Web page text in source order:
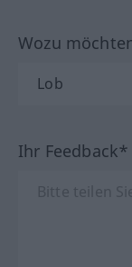
Wozu
Ihr Feedback*